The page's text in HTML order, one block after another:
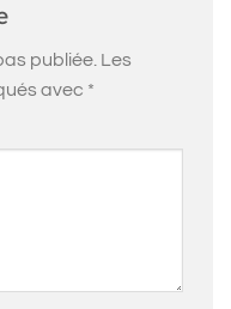
publiée. Les
avec *